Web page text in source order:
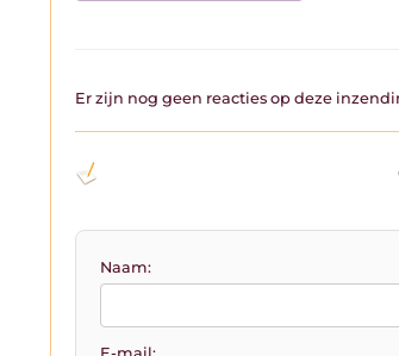
Er zijn nog geen reacties op deze
Naam: